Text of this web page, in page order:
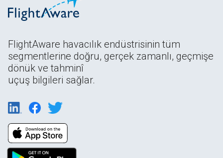
FlightAware havacılık endüstrisinin tüm
segmentlerine doğru, gerçek zamanlı, geçmişe
dönük ve tahminî
uçuş bilgileri sağlar.